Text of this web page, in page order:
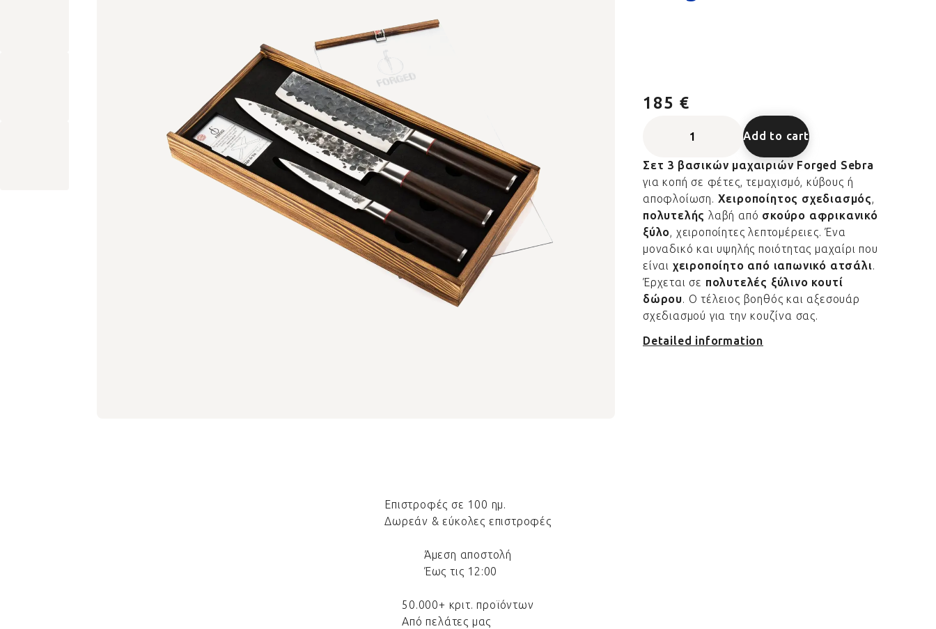
185 €
Add to cart
Σετ 3 βασικών μαχαιριών Forged Sebra
για κοπή σε φέτες, τεμαχισμό, κύβους ή
αποφλοίωση. Χειροποίητος σχεδιασμός,
πολυτελής λαβή από σκούρο αφρικανικό
ξύλο, χειροποίητες λεπτομέρειες. Ένα
μοναδικό και υψηλής ποιότητας μαχαίρι που
είναι χειροποίητο από ιαπωνικό ατσάλι.
Έρχεται σε πολυτελές ξύλινο κουτί
δώρου. Ο τέλειος βοηθός και αξεσουάρ
σχεδιασμού για την κουζίνα σας.
Detailed information
Επιστροφές σε 100 ημ.
Δωρεάν & εύκολες επιστροφές
Άμεση αποστολή
Έως τις 12:00
50.000+ κριτ. προϊόντων
Από πελάτες μας